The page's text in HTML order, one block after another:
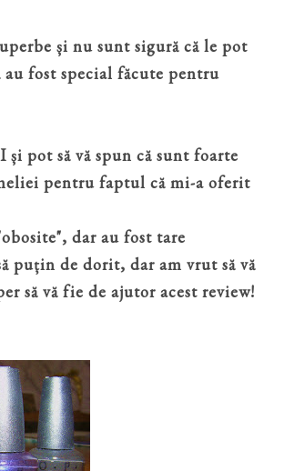
și nu sunt sigură că le pot
au fost special făcute pentru
pot să vă spun că sunt foarte
pentru faptul că mi-a oferit
dar au fost tare
puțin de dorit, dar am vrut să vă
să vă fie de ajutor acest review!